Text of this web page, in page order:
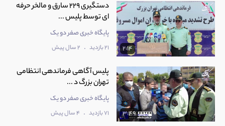
2:14
دستگیری 229 سارق و مالخر حرفه
ای توسط پلیس ...
پایگاه خبری صفر دو یک
21 بازدید . 2 سال پیش
3:49
پلیس آگاهی فرماندهی انتظامی
تهران بزرگ د ...
پایگاه خبری صفر دو یک
71 بازدید . 4 سال پیش